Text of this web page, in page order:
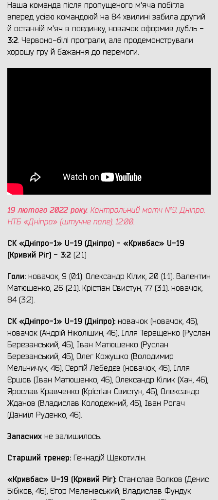
Наша команда після пропущеного м'яча побігла
вперед усією командоюй на 84 хвилині забила другий
й останній м'яч в поєдинку, новачок оформив дубль -
3:2. Червоно-білі програли, але продемонстрували
хорошу гру й бажання до перемоги.
19 лютого 2022 року. Контрольний матч №9. Дніпро.
НТБ «Дніпро» (штучне поле). 12:00.
СК «Дніпро-1» U-19 (Дніпро) - «Кривбас» U-19
(Кривий Ріг) - 3:2 (2:1)
Голи: новачок, 9 (0:1). Олександр Кілик, 20 (1:1). Валентин
Матюшенко, 26 (2:1). Крістіан Свистун, 77 (3:1). новачок,
84 (3:2).
СК «Дніпро-1» U-19 (Дніпро): новачок (новачок, 46),
новачок (Андрій Ніколішин, 46), Ілля Терещенко (Руслан
Березанський, 46), Іван Матюшенко (Руслан
Березанський, 46), Олег Кожушко (Володимир
Мельничук, 46), Сергій Лебедєв (новачок, 46), Ілля
Єршов (Іван Матюшенко, 46), Олександр Кілик (Хан, 46),
Ярослав Кравченко (Крістіан Свистун, 46), Олександр
Жданов (Владислав Колодежний, 46), Іван Рогач
(Даниїл Руденко, 46).
Запасних не залишилось.
Старший тренер: Геннадій Щекотилін.
«Кривбас» U-19 (Кривий Ріг): Станіслав Волков (Денис
Бібіков, 46), Єгор Меленівський, Владислав Фундук